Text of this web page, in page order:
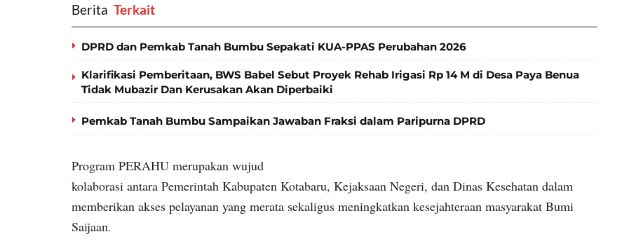
Berita ‎ Terkait
DPRD dan Pemkab Tanah Bumbu Sepakati KUA-PPAS Perubahan 2026
Klarifikasi Pemberitaan, BWS Babel Sebut Proyek Rehab Irigasi Rp 14 M di Desa Paya Benua
Tidak Mubazir Dan Kerusakan Akan Diperbaiki
Pemkab Tanah Bumbu Sampaikan Jawaban Fraksi dalam Paripurna DPRD
Program PERAHU merupakan wujud
kolaborasi antara Pemerintah Kabupaten Kotabaru, Kejaksaan Negeri, dan Dinas Kesehatan dalam
memberikan akses pelayanan yang merata sekaligus meningkatkan kesejahteraan masyarakat Bumi
Saijaan.